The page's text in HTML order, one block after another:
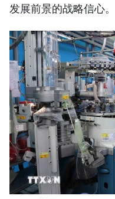
发展前景的战略信心。